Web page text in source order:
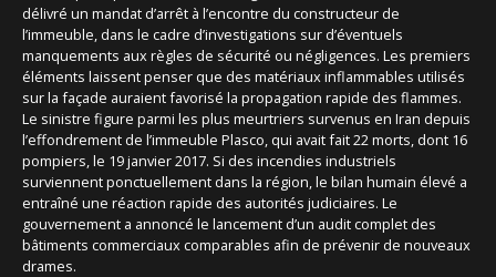
délivré un mandat d’arrêt à l’encontre du constructeur de
l’immeuble, dans le cadre d’investigations sur d’éventuels
manquements aux règles de sécurité ou négligences. Les premiers
éléments laissent penser que des matériaux inflammables utilisés
sur la façade auraient favorisé la propagation rapide des flammes.
Le sinistre figure parmi les plus meurtriers survenus en Iran depuis
l’effondrement de l’immeuble Plasco, qui avait fait 22 morts, dont 16
pompiers, le 19 janvier 2017. Si des incendies industriels
surviennent ponctuellement dans la région, le bilan humain élevé a
entraîné une réaction rapide des autorités judiciaires. Le
gouvernement a annoncé le lancement d’un audit complet des
bâtiments commerciaux comparables afin de prévenir de nouveaux
drames.